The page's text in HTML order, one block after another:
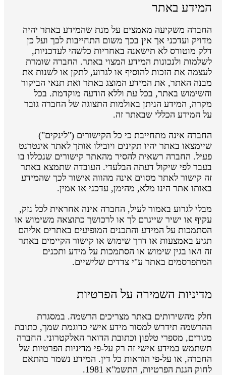
המידע באתר
החברה משקיעה מאמצים על מנת שהמידע באתר יהיה
מדויק ועדכני אך אין בכך משום התחייבות לכך ועל כן
דלק מוטורס לא תישאנה באחריות כלשהי לעדכניות,
לשלמות ולנכונות המידע המצוי באתר. החברה שומרת
לעצמה את הזכות להוסיף או לגרוע, לתקן או לשנות את
מבנה האתר, את המידע המוצג באתר ואת תנאי הביקור
והשימוש באתר, בכל עת וללא הודעה מוקדמת. בכל
מקרה, המידע הניתן באולמות התצוגה של החברה גובר
על המידע הכללי שבאתר זה.
החברה אינה מתחייבת כי כל הקישורים ("לינקים")
שיימצאו באתר יהיו תקינים ויובילו אותך לאתר אינטרנט
פעיל. החברה רשאית להסיר מהאתר קישורים שנכללו בו
בעבר לפי שיקול דעתה הבלעדי. העובדה שתמצא באתר
זה קישור לאתר מסוים אינה מהווה אישור לכך שהמידע
באותו אתר הינו מלא, מהימן, עדכני או אמין.
מבלי לגרוע באמור לעיל, החברה אינה אחראית לכל נזק,
עקיף או ישיר שייגרם לך או לרכושך כתוצאה משימוש או
הסתמכות על המידע והתכנים המופיעים באתרים אליהם
תגיע באמצעות או דרך שימוש או קישור הקיימים באתר
זה ו/או בגין שימוש או הסתמכות על מידע ותכנים
המתפרסמים באתר ע"י צדדים שלישיים.
מדיניות השמירה על הפרטיות
חלק מהשירותים באתר מצריכים הרשמה. במסגרת
ההרשמה תידרש למסור מידע אישי כדוגמת שמך, כתובת
מגורים, מספרי טלפון וכתובת הדואר האלקטרוני. החברה
תשתמש במידע אישי זה רק על-פי מדיניות הפרטיות של
החברה, או על-פי הוראות כל דין. המידע נשמר בהתאם
לחוק הגנת הפרטיות, התשמ"א 1981.